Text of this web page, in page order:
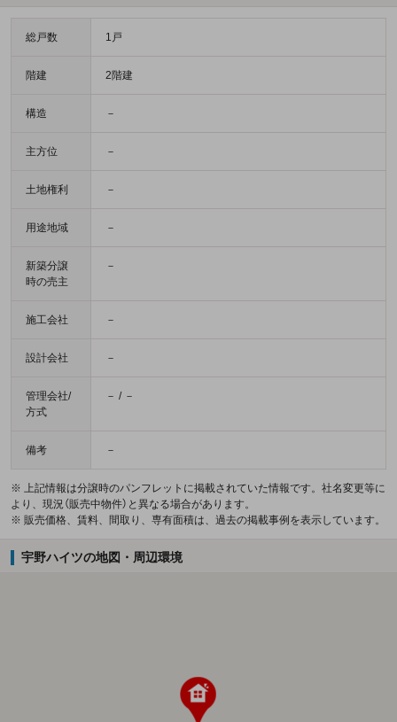
総戸数 1戸
階建 2階建
構造 －
主方位 －
土地権利 －
用途地域 －
新築分譲
時の売主
－
施工会社 －
設計会社 －
管理会社/
方式
－ / －
備考 －
※ 上記情報は分譲時のパンフレットに掲載されていた情報です。社名変更等に
より、現況（販売中物件）と異なる場合があります。
※ 販売価格、賃料、間取り、専有面積は、過去の掲載事例を表示しています。
宇野ハイツの地図・周辺環境